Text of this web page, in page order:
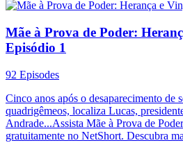
Mãe à Prova de Poder:
Episódio 1
92 Episodes
Cinco anos após o desaparecimento de
quadrigêmeos, localiza Lucas,
Andrade...Assista Mãe à Prova de
gratuitamente no NetShort. Descubra